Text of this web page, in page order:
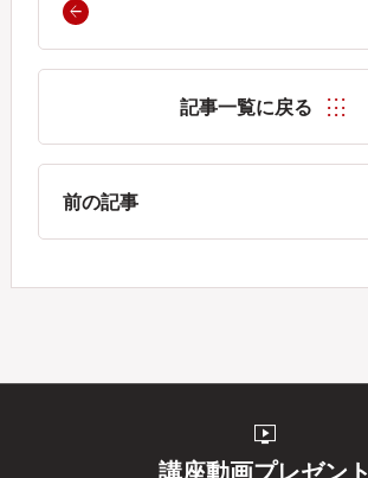
記事一覧に戻る
前の記事
live_tv
講座動画プレゼント